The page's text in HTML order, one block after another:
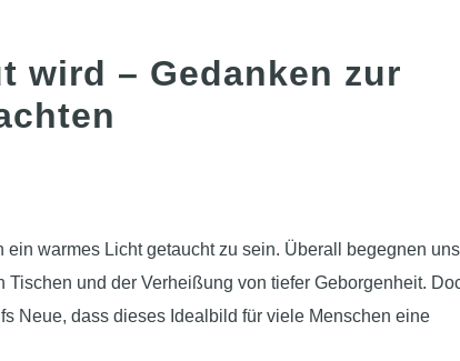
wird – Gedanken zur
ein warmes Licht getaucht zu sein. Überall begegnen uns
und der Verheißung von tiefer Geborgenheit.
Neue, dass dieses Idealbild für viele Menschen eine